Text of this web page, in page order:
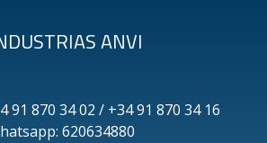
ANVI
91 870 34 02 / +34 91 870 34 16
620634880